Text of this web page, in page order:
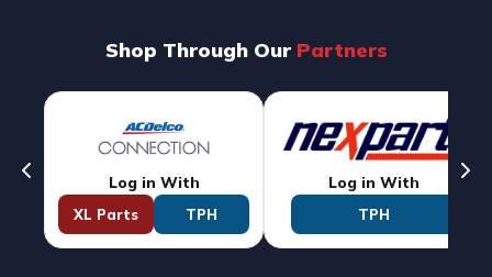
Shop Through Our Partners
Log in With
XL Parts TPH
Log in With
TPH